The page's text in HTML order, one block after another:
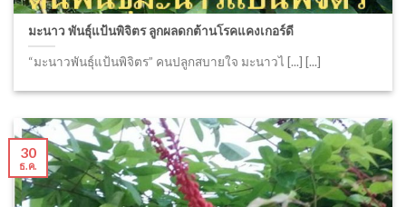
มะนาว พันธุ์แป้นพิจิตร ลูกผลดกต้านโรคแคงเกอร์ดี
“มะนาวพันธุ์แป้นพิจิตร” คนปลูกสบายใจ มะนาวไ [...] [...]
30
ธ.ค.